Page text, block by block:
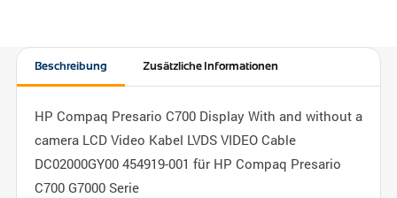
Beschreibung Zusätzliche Informationen
HP Compaq Presario C700 Display With and without a
camera LCD Video Kabel LVDS VIDEO Cable
DC02000GY00 454919-001 für HP Compaq Presario
C700 G7000 Serie